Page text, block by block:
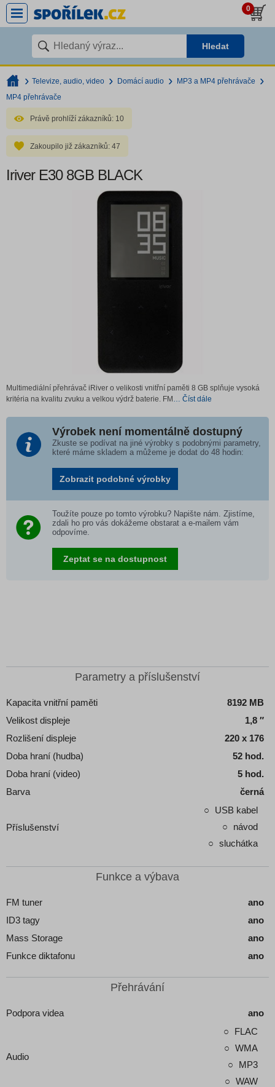
0
Hledat
Televize, audio, video Domácí audio
MP3 a MP4 přehrávače
MP4 přehrávače
Právě prohlíží zákazníků: 10
Zakoupilo již zákazníků: 47
Iriver E30 8GB BLACK
Multimediální přehrávač iRiver o velikosti vnitřní paměti 8 GB splňuje vysoká
kritéria na kvalitu zvuku a velkou výdrž baterie. FM … Číst dále
Výrobek není momentálně dostupný
Zkuste se podívat na jiné výrobky s podobnými parametry,
které máme skladem a můžeme je dodat do 48 hodin:
Zobrazit podobné výrobky
Toužíte pouze po tomto výrobku? Napište nám. Zjistíme,
zdali ho pro vás dokážeme obstarat a e-mailem vám
odpovíme.
Zeptat se na dostupnost
Parametry a příslušenství
Kapacita vnitřní paměti
8192 MB
Velikost displeje
1,8 ″
Rozlišení displeje
220 x 176
Doba hraní (hudba)
52 hod.
Doba hraní (video)
5 hod.
Barva
černá
Příslušenství
USB kabel
návod
sluchátka
Funkce a výbava
FM tuner
ano
ID3 tagy
ano
Mass Storage
ano
Funkce diktafonu
ano
Přehrávání
Podpora videa ano
Audio
FLAC
WMA
MP3
WAW